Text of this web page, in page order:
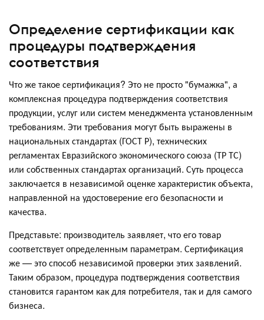
Определение сертификации как
процедуры подтверждения
соответствия
Что же такое сертификация? Это не просто "бумажка", а
комплексная процедура подтверждения соответствия
продукции, услуг или систем менеджмента установленным
требованиям. Эти требования могут быть выражены в
национальных стандартах (ГОСТ Р), технических
регламентах Евразийского экономического союза (ТР ТС)
или собственных стандартах организаций. Суть процесса
заключается в независимой оценке характеристик объекта,
направленной на удостоверение его безопасности и
качества.
Представьте: производитель заявляет, что его товар
соответствует определенным параметрам. Сертификация
же — это способ независимой проверки этих заявлений.
Таким образом, процедура подтверждения соответствия
становится гарантом как для потребителя, так и для самого
бизнеса.